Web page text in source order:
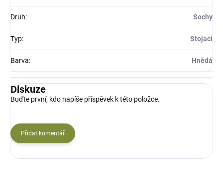
Druh: Sochy
Typ: Stojací
Barva: Hnědá
Diskuze
Buďte první, kdo napíše příspěvek k této položce.
Přidat komentář